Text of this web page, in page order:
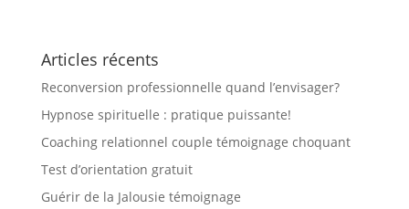
Articles récents
Reconversion professionnelle quand l’envisager?
Hypnose spirituelle : pratique puissante!
Coaching relationnel couple témoignage choquant
Test d’orientation gratuit
Guérir de la Jalousie témoignage